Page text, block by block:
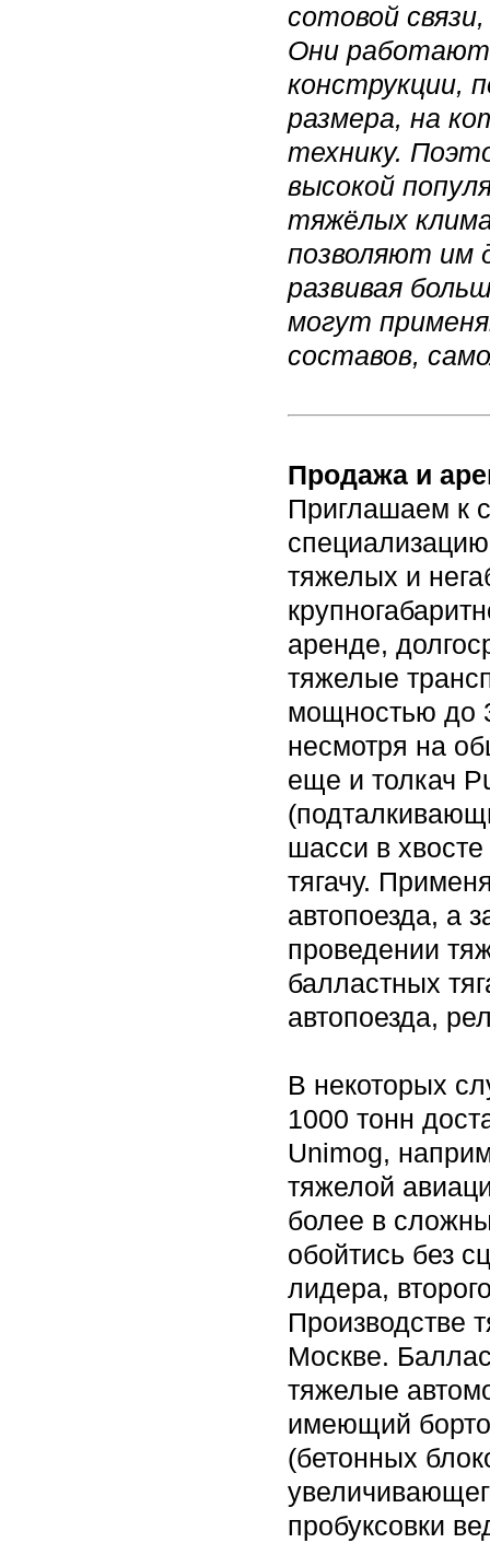
сотовой
Они работают
конструкции,
размера, на
технику.
высокой
тяжёлых
позволяют им
развивая
могут
составов,
Продажа и
Приглашаем к
тяжелых и
аренде,
тяжелые
мощностью до
несмотря на
еще и толкач
шасси в
тягачу.
автопоезда, а
проведении
балластных
автопоезда,
В некоторых
1000 тонн
Unimog,
тяжелой
более в
обойтись без
лидера,
Производстве
Москве.
тяжелые
имеющий
(бетонных
пробуксовки